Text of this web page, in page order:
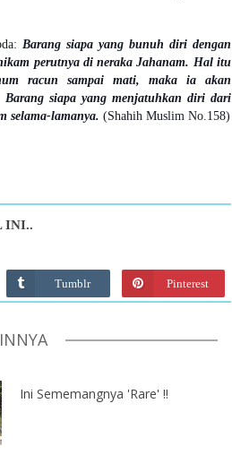
Barang siapa yang bunuh diri dengan
perutnya di neraka Jahanam. Hal itu
racun sampai mati, maka ia akan
Barang siapa yang menjatuhkan diri dari
selama-lamanya. (Shahih Muslim No.158)
INI..
Tumblr Pinterest
Ini Sememangnya 'Rare' !!